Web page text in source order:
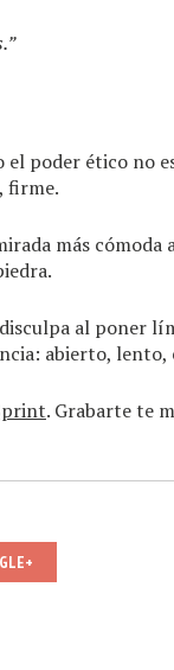
poder ético no
firme.
más cómoda
al poner
abierto, lento,
. Grabarte te